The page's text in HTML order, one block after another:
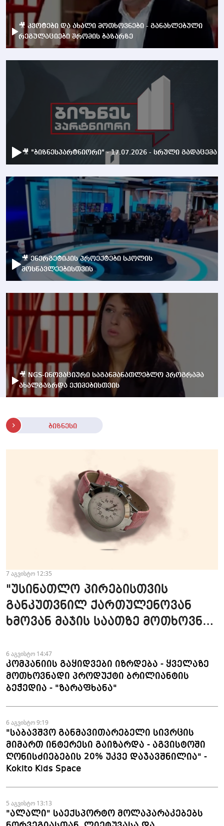
🎥 კვოტები და ახალი მოთხოვნები - განახლებული
რეგულაციები შრომის ბაზარზე
🎥 "ბიზნესპარტნიორი" - 17.07.2026 - სრული გადაცემა
🎥 ენერგეტიკის პროექტები სკოლის
მოსწავლეებისთვის
🎥 NGS-ინოვაციური საგანმანათლებლო პროგრამა
ახალგაზრდა ექიმებისთვის
ბიზნესი
7 აგვისტო 12:35
"უსინათლო პირებისთვის
განკუთვნილ ქართულენოვან
ხმოვან მაჯის საათზე მოთხოვნა
6 აგვისტო 14:47
კომპანიის გაყიდვები იზრდება - ყველაზე
მოთხოვნადი პროდუქტი ბრილიანტის
ბეჭედია - "ზარაფხანა"
6 აგვისტო 9:19
"საბავშვო განმავითარებელი სივრცის
მიმართ ინტერესი გაიზარდა - აგვისტოში
ღონისძიებების 20% უკვე დაჯავშნილია" -
Kokito Kids Space
5 აგვისტო 13:13
"ალალი" საექსპორტო მოლაპარაკებებს